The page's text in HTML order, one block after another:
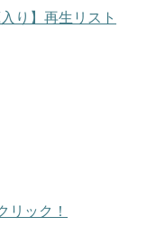
り】再生リスト
リック！